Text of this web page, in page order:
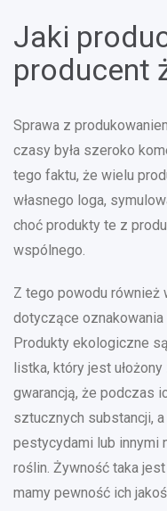
Jaki
producent
Sprawa z
czasy była szeroko
tego faktu, że wielu
własnego loga,
choć produkty te z
wspólnego.
Z tego powodu również
dotyczące
Produkty ekologiczne
listka, który jest
gwarancją, że podczas
sztucznych substancji,
pestycydami lub innymi
roślin. Żywność taka
mamy pewność ich